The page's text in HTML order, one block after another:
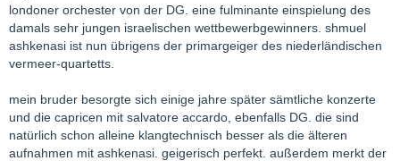
londoner orchester von der DG. eine fulminante einspielung des
damals sehr jungen israelischen wettbewerbgewinners. shmuel
ashkenasi ist nun übrigens der primargeiger des niederländischen
vermeer-quartetts.
mein bruder besorgte sich einige jahre später sämtliche konzerte
und die capricen mit salvatore accardo, ebenfalls DG. die sind
natürlich schon alleine klangtechnisch besser als die älteren
aufnahmen mit ashkenasi. geigerisch perfekt. außerdem merkt der